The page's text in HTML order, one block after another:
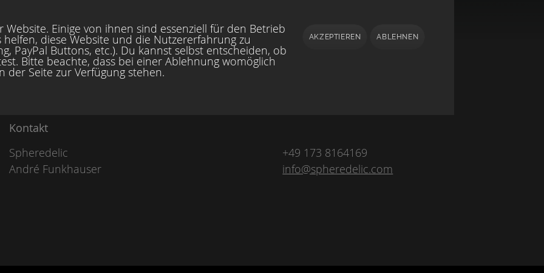
Kontakt
Spheredelic
André Funkhauser
+49 173 8164169
info@spheredelic.com
Einige von ihnen sind essenziell für den Betrieb
diese Website und die Nutzererfahrung zu
PayPal Buttons, etc.). Du kannst selbst entscheiden, ob
Bitte beachte, dass bei einer Ablehnung womöglich
Seite zur Verfügung stehen.
AKZEPTIEREN ABLEHNEN